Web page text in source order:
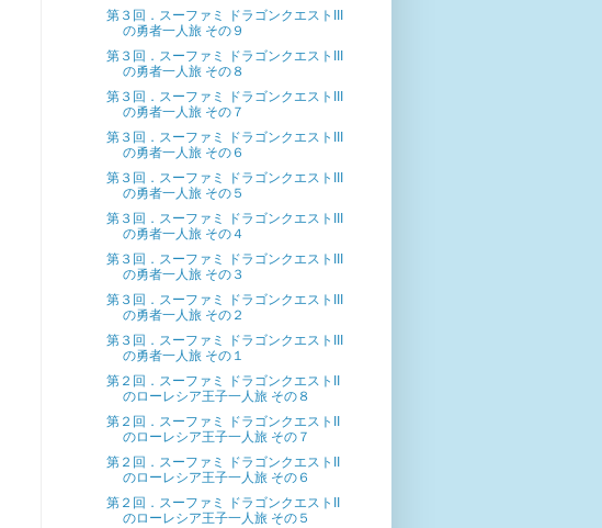
第３回．スーファミ ドラゴンクエストIII
の勇者一人旅 その９
第３回．スーファミ ドラゴンクエストIII
の勇者一人旅 その８
第３回．スーファミ ドラゴンクエストIII
の勇者一人旅 その７
第３回．スーファミ ドラゴンクエストIII
の勇者一人旅 その６
第３回．スーファミ ドラゴンクエストIII
の勇者一人旅 その５
第３回．スーファミ ドラゴンクエストIII
の勇者一人旅 その４
第３回．スーファミ ドラゴンクエストIII
の勇者一人旅 その３
第３回．スーファミ ドラゴンクエストIII
の勇者一人旅 その２
第３回．スーファミ ドラゴンクエストIII
の勇者一人旅 その１
第２回．スーファミ ドラゴンクエストII
のローレシア王子一人旅 その８
第２回．スーファミ ドラゴンクエストII
のローレシア王子一人旅 その７
第２回．スーファミ ドラゴンクエストII
のローレシア王子一人旅 その６
第２回．スーファミ ドラゴンクエストII
のローレシア王子一人旅 その５